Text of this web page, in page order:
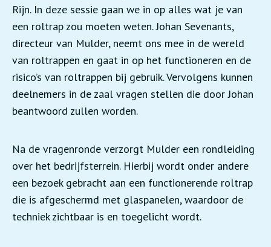
Rijn. In deze sessie gaan we in op alles wat je van
een roltrap zou moeten weten. Johan Sevenants,
directeur van Mulder, neemt ons mee in de wereld
van roltrappen en gaat in op het functioneren en de
risico’s van roltrappen bij gebruik. Vervolgens kunnen
deelnemers in de zaal vragen stellen die door Johan
beantwoord zullen worden.
Na de vragenronde verzorgt Mulder een rondleiding
over het bedrijfsterrein. Hierbij wordt onder andere
een bezoek gebracht aan een functionerende roltrap
die is afgeschermd met glaspanelen, waardoor de
techniek zichtbaar is en toegelicht wordt.